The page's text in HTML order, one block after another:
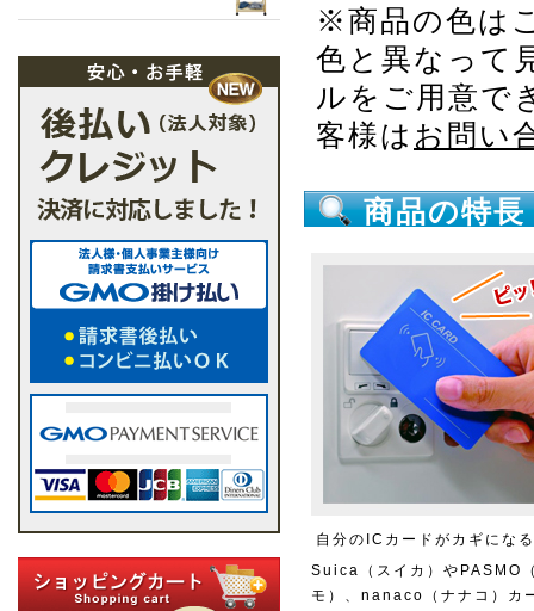
※商品の色は
色と異なって
ルをご用意で
客様は お問い
商品の特長
自分のICカードがカギにな
Suica（スイカ）やPASMO
モ）、nanaco（ナナコ）カ